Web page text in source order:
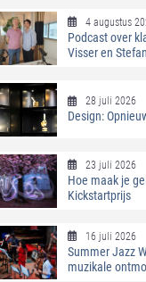
4 augustus
Podcast over
Visser en
28 juli 2026
Design:
23 juli 2026
Hoe maak je
Kickstartprijs
16 juli 2026
Summer Jazz
muzikale